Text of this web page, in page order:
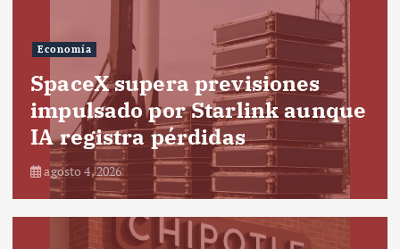
Economía
SpaceX supera previsiones
impulsado por Starlink aunque
IA registra pérdidas
agosto 4, 2026